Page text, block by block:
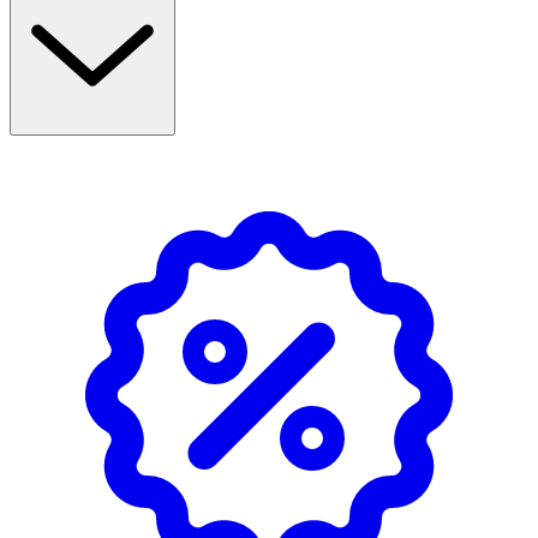
Användning
- Vik skosnörena över tänderna, genom det tredje hålet i
- Se till att clipset är ordentligt åtdragna och klipp av de
överblivna snörena om det behövs.